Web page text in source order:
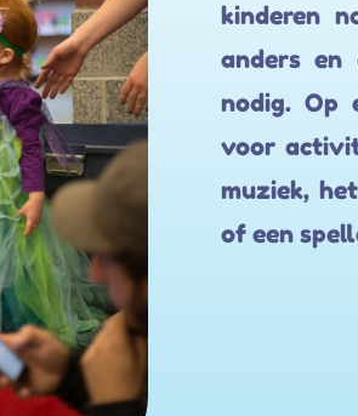
kinderen
anders en
nodig. Op
voor
muziek,
of een